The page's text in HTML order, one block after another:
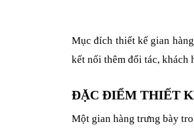
Mục đích thiết kế gian
kết nối thêm đối tác, khách
ĐẶC ĐIỂM THIẾT
Một gian hàng trưng bày